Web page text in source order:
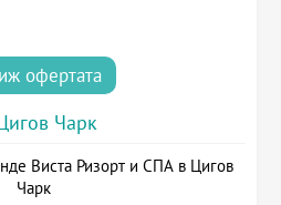
офертата
Чарк
Виста Ризорт и СПА в Цигов
Чарк